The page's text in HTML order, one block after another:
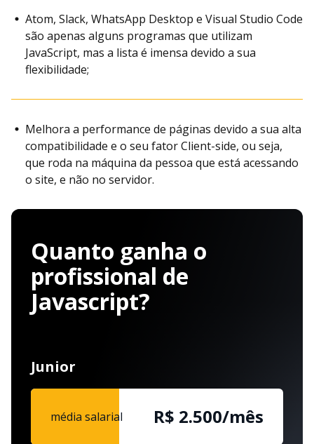
Atom, Slack, WhatsApp Desktop e Visual Studio Code
são apenas alguns programas que utilizam
JavaScript, mas a lista é imensa devido a sua
flexibilidade;
Melhora a performance de páginas devido a sua alta
compatibilidade e o seu fator Client-side, ou seja,
que roda na máquina da pessoa que está acessando
o site, e não no servidor.
Quanto ganha o
profissional de
Javascript?
Junior
média salarial R$ 2.500/mês